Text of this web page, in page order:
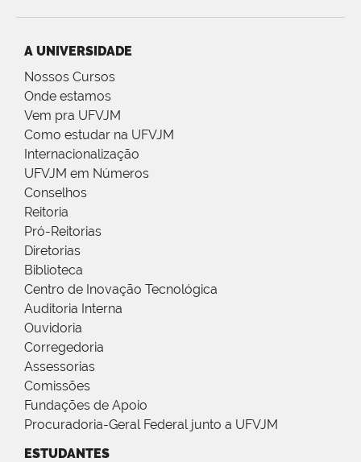
A UNIVERSIDADE
Nossos Cursos
Onde estamos
Vem pra UFVJM
Como estudar na UFVJM
Internacionalização
UFVJM em Números
Conselhos
Reitoria
Pró-Reitorias
Diretorias
Biblioteca
Centro de Inovação Tecnológica
Auditoria Interna
Ouvidoria
Corregedoria
Assessorias
Comissões
Fundações de Apoio
Procuradoria-Geral Federal junto a UFVJM
ESTUDANTES